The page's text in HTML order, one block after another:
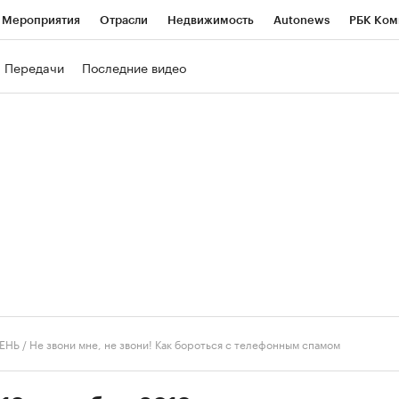
Мероприятия Отрасли Недвижимость Autonews РБК
Передачи Последние видео
/ Не звони мне, не звони! Как бороться с телефонным спамом